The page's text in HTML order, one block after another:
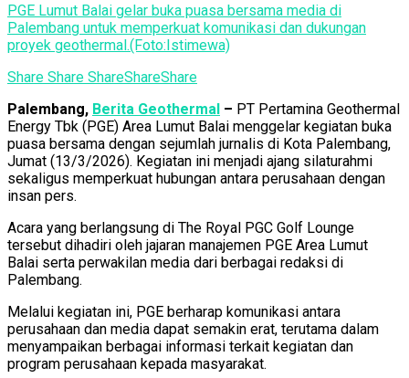
PGE Lumut Balai gelar buka puasa bersama media di
Palembang untuk memperkuat komunikasi dan dukungan
proyek geothermal.(Foto:Istimewa)
Share Share ShareShareShare
Palembang, Berita Geothermal – PT Pertamina Geothermal
Energy Tbk (PGE) Area Lumut Balai menggelar kegiatan buka
puasa bersama dengan sejumlah jurnalis di Kota Palembang,
Jumat (13/3/2026). Kegiatan ini menjadi ajang silaturahmi
sekaligus memperkuat hubungan antara perusahaan dengan
insan pers.
Acara yang berlangsung di The Royal PGC Golf Lounge
tersebut dihadiri oleh jajaran manajemen PGE Area Lumut
Balai serta perwakilan media dari berbagai redaksi di
Palembang.
Melalui kegiatan ini, PGE berharap komunikasi antara
perusahaan dan media dapat semakin erat, terutama dalam
menyampaikan berbagai informasi terkait kegiatan dan
program perusahaan kepada masyarakat.